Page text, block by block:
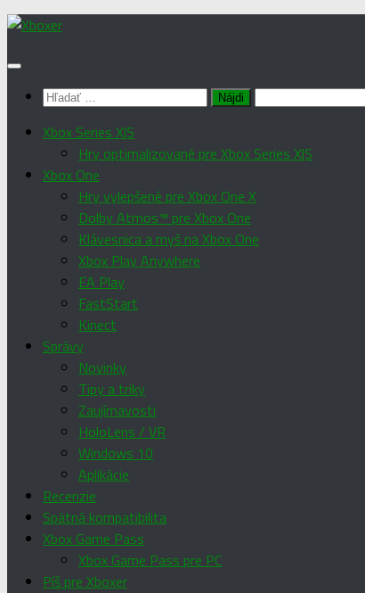
Preskočiť
obsah
Hľadať:
Xbox Series X|S
Hry optimalizované pre Xbox Series X|S
Xbox One
Hry vylepšené pre Xbox One X
Dolby Atmos™ pre Xbox One
Klávesnica a myš na Xbox One
Xbox Play Anywhere
EA Play
FastStart
Kinect
Správy
Novinky
Tipy a triky
Zaujímavosti
HoloLens / VR
Windows 10
Aplikácie
Recenzie
Spätná kompatibilita
Xbox Game Pass
Xbox Game Pass pre PC
Píš pre Xboxer